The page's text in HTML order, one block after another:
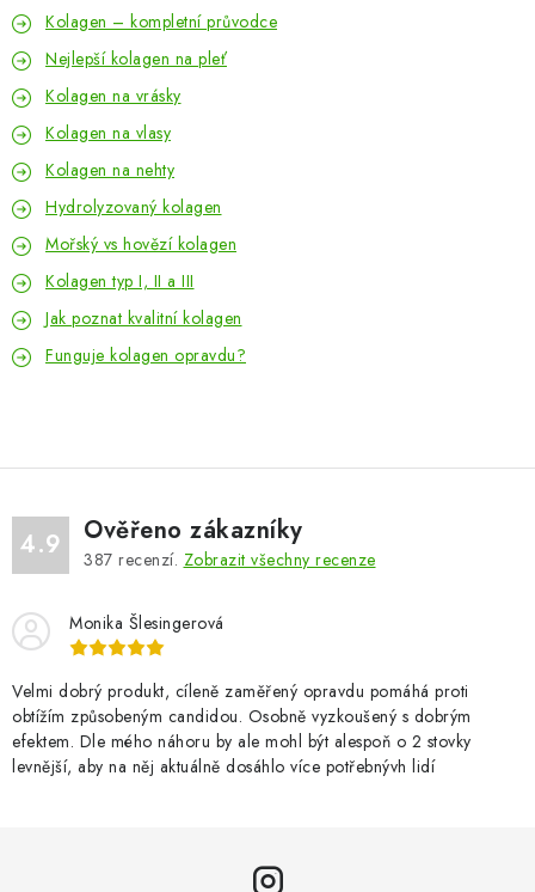
Kolagen – kompletní průvodce
Nejlepší kolagen na pleť
Kolagen na vrásky
Kolagen na vlasy
Kolagen na nehty
Hydrolyzovaný kolagen
Mořský vs hovězí kolagen
Kolagen typ I, II a III
Jak poznat kvalitní kolagen
Funguje kolagen opravdu?
4.9 Ověřeno zákazníky
387 recenzí. Zobrazit všechny recenze
Monika Šlesingerová
Velmi dobrý produkt, cíleně zaměřený opravdu pomáhá proti
obtížím způsobeným candidou. Osobně vyzkoušený s dobrým
efektem. Dle mého náhoru by ale mohl být alespoň o 2 stovky
levnější, aby na něj aktuálně dosáhlo více potřebnývh lidí